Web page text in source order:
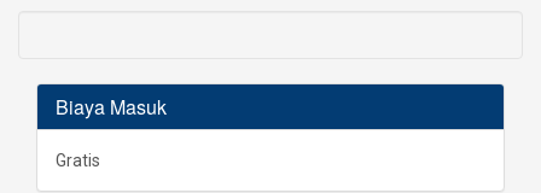
Biaya Masuk
Gratis